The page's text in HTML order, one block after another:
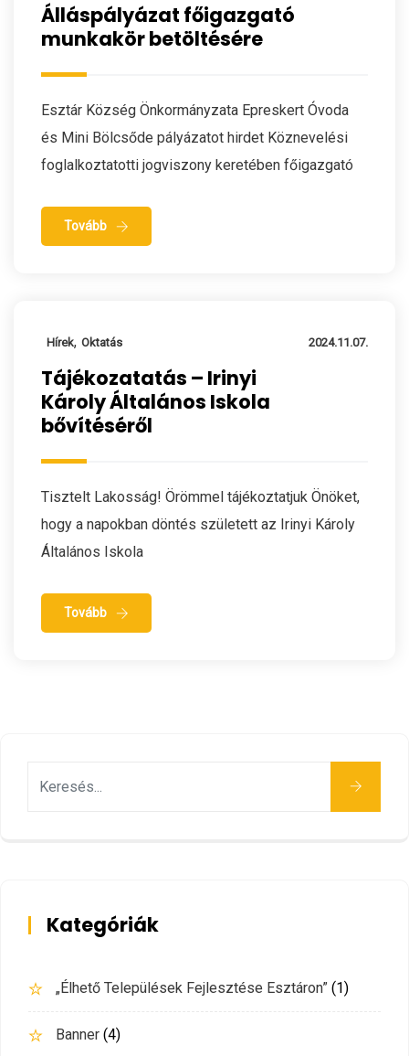
Álláspályázat főigazgató
munkakör betöltésére
Esztár Község Önkormányzata Epreskert Óvoda
és Mini Bölcsőde pályázatot hirdet Köznevelési
foglalkoztatotti jogviszony keretében főigazgató
Tovább
Hírek, Oktatás 2024.11.07.
Tájékozatatás – Irinyi
Károly Általános Iskola
bővítéséről
Tisztelt Lakosság! Örömmel tájékoztatjuk Önöket,
hogy a napokban döntés született az Irinyi Károly
Általános Iskola
Tovább
Kategóriák
„Élhető Települések Fejlesztése Esztáron” (1)
Banner (4)